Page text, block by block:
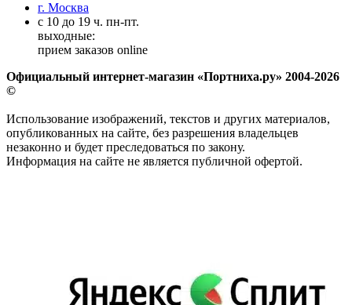
г. Москва
с 10 до 19 ч. пн-пт.
выходные:
прием заказов online
Официальный интернет-магазин «Портниха.ру» 2004-2026
©
Использование изображений, текстов и других материалов,
опубликованных на сайте, без разрешения владельцев
незаконно и будет преследоваться по закону.
Информация на сайте не является публичной офертой.